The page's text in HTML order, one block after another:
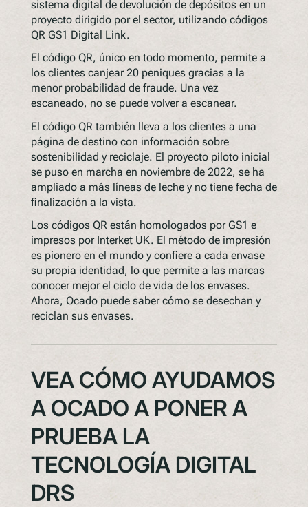
sistema digital de devolución de depósitos en un
proyecto dirigido por el sector, utilizando códigos
QR GS1 Digital Link.
El código QR, único en todo momento, permite a
los clientes canjear 20 peniques gracias a la
menor probabilidad de fraude. Una vez
escaneado, no se puede volver a escanear.
El código QR también lleva a los clientes a una
página de destino con información sobre
sostenibilidad y reciclaje. El proyecto piloto inicial
se puso en marcha en noviembre de 2022, se ha
ampliado a más líneas de leche y no tiene fecha de
finalización a la vista.
Los códigos QR están homologados por GS1 e
impresos por Interket UK. El método de impresión
es pionero en el mundo y confiere a cada envase
su propia identidad, lo que permite a las marcas
conocer mejor el ciclo de vida de los envases.
Ahora, Ocado puede saber cómo se desechan y
reciclan sus envases.
VEA CÓMO AYUDAMOS
A OCADO A PONER A
PRUEBA LA
TECNOLOGÍA DIGITAL
DRS